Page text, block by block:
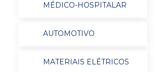
MÉDICO-HOSPITALAR
AUTOMOTIVO
MATERIAIS ELÉTRICOS